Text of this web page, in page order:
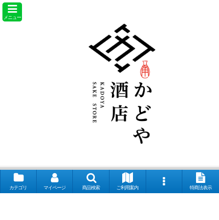
メニュー
カテゴリ マイページ 商品検索 ご利用案内 特商法表示